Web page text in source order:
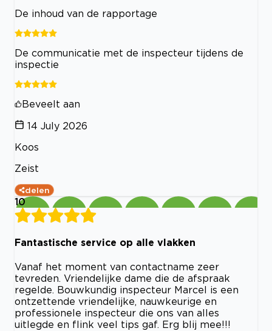
De inhoud van de rapportage
De communicatie met de inspecteur tijdens de
inspectie
Beveelt aan
14 July 2026
Koos
Zeist
delen
10
Fantastische service op alle vlakken
Vanaf het moment van contactname zeer
tevreden. Vriendelijke dame die de afspraak
regelde. Bouwkundig inspecteur Marcel is een
ontzettende vriendelijke, nauwkeurige en
professionele inspecteur die ons van alles
uitlegde en flink veel tips gaf. Erg blij mee!!!